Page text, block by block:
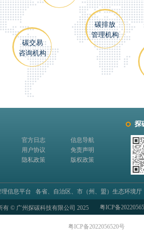
碳交易
咨询机构
碳排放
管理机构
信息平台 各省、自治区、市（州、盟）生态环境
版权政策
免责声明
信息导航
用户协议
官方日志
隐私政策
探
有 © 广州探碳科技有限公司 2025 粤ICP备
粤ICP备2022056520号